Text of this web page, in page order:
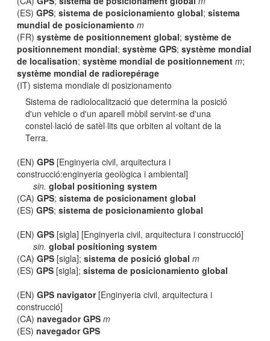
(ES)GPS;sistema de posicionamiento global;sistema
mundial de posicionamiento m
(FR)système de positionnement global;système de
positionnement mondial;système GPS;système mondial
de localisation;système mondial de positionnement m;
système mondial de radiorepérage
(IT) sistema mondiale di posizionamento
Sistema de radiolocalització que determina la posició
d'un vehicle o d'un aparell mòbil servint-se d'una
constel·lació de satèl·lits que orbiten al voltant de la
Terra.
(EN)GPS [Enginyeria civil, arquitectura i
construcció:enginyeria geològica i ambiental]
sin. global positioning system
(CA)GPS;sistema de posicionament global
(ES)GPS;sistema de posicionamiento global
(EN)GPS [sigla] [Enginyeria civil, arquitectura i construcció]
sin. global positioning system
(CA)GPS [sigla];sistema de posició global m
(ES)GPS [sigla];sistema de posicionamiento global
(EN)GPS navigator[Enginyeria civil, arquitectura i
construcció]
(CA)navegador GPS m
(ES)navegador GPS